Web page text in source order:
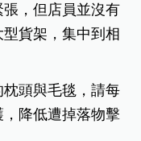
，但店員並沒有
貨架，集中到相
頭與毛毯，請每
降低遭掉落物擊